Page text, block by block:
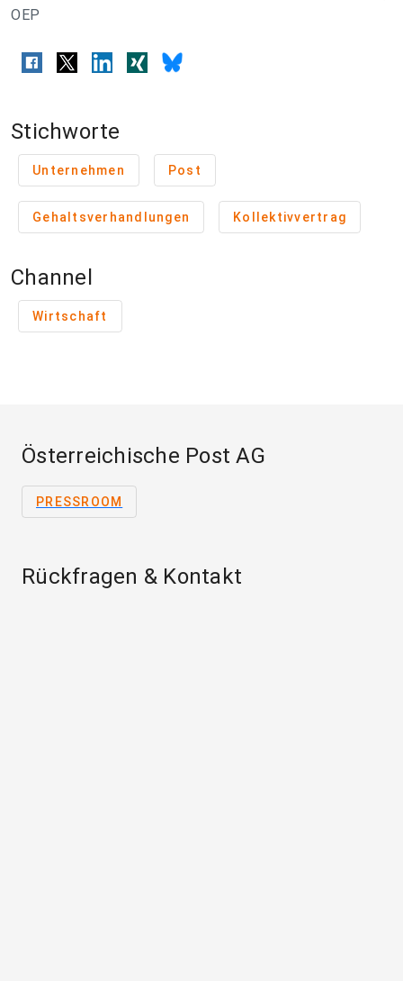
OEP
Stichworte
Unternehmen Post
Gehaltsverhandlungen Kollektivvertrag
Channel
Wirtschaft
Österreichische Post AG
PRESSROOM
Rückfragen & Kontakt